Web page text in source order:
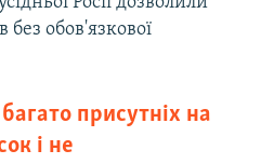
без обов'язкової
присутніх на
і не